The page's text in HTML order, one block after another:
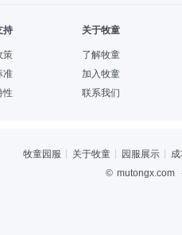
持
策
准
性
关于牧童
了解牧童
加入牧童
联系我们
牧童园服 关于牧童 园服展示
© mutongx.com